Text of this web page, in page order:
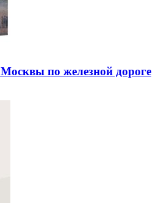
по железной дороге